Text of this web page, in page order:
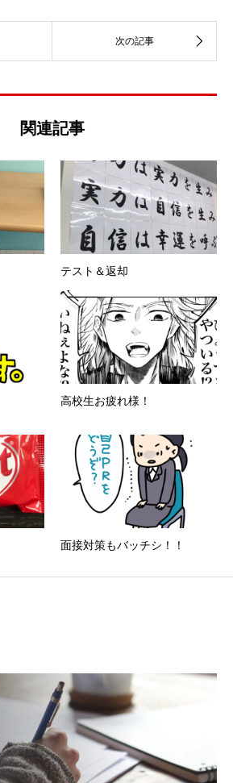
関連記事
テスト＆返却
高校生お疲れ様！
面接対策もバッチシ！！